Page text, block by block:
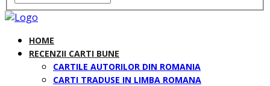
HOME
RECENZII CARTI BUNE
CARTILE AUTORILOR DIN ROMANIA
CARTI TRADUSE IN LIMBA ROMANA